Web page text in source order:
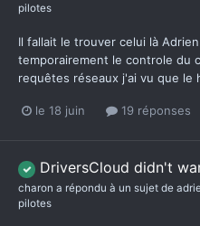
pilotes
Il fallait le trouver celui là
temporairement le controle du
requêtes réseaux j'ai vu que
le 18 juin 19 réponses
DriversCloud didn't
charon a répondu à un sujet de
pilotes